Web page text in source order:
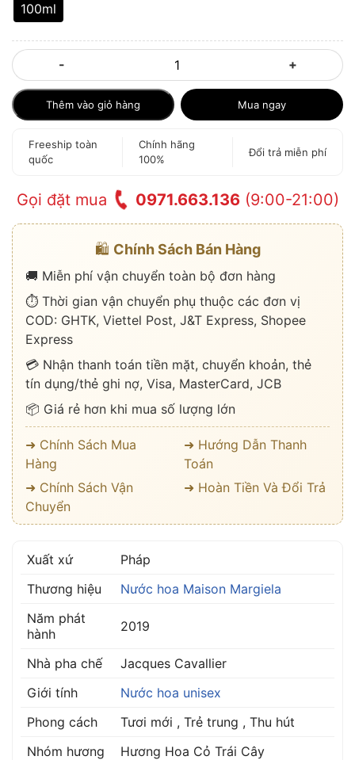
100ml
- +
Thêm vào giỏ hàng Mua ngay
Freeship toàn
quốc
Chính hãng
100%
Đổi trả miễn phí
Gọi đặt mua 0971.663.136(9:00-21:00)
🛍️ Chính Sách Bán Hàng
🚚 Miễn phí vận chuyển toàn bộ đơn hàng
⏱️ Thời gian vận chuyển phụ thuộc các đơn vị
COD: GHTK, Viettel Post, J&T Express, Shopee
Express
💳 Nhận thanh toán tiền mặt, chuyển khoản, thẻ
tín dụng/thẻ ghi nợ, Visa, MasterCard, JCB
📦 Giá rẻ hơn khi mua số lượng lớn
➜ Chính Sách Mua
Hàng
➜ Hướng Dẫn Thanh
Toán
➜ Chính Sách Vận
Chuyển
➜ Hoàn Tiền Và Đổi Trả
Xuất xứ
Pháp
Thương hiệu
Nước hoa Maison Margiela
Năm phát
hành
2019
Nhà pha chế
Jacques Cavallier
Giới tính
Nước hoa unisex
Phong cách
Tươi mới , Trẻ trung , Thu hút
Nhóm hương
Hương Hoa Cỏ Trái Cây